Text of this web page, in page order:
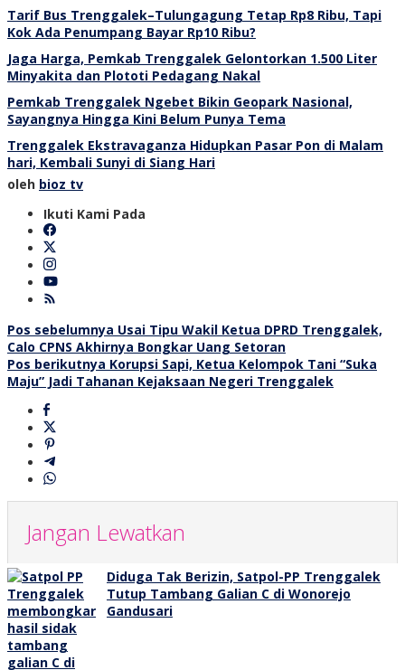
Tarif Bus Trenggalek–Tulungagung Tetap Rp8 Ribu, Tapi
Kok Ada Penumpang Bayar Rp10 Ribu?
Jaga Harga, Pemkab Trenggalek Gelontorkan 1.500 Liter
Minyakita dan Plototi Pedagang Nakal
Pemkab Trenggalek Ngebet Bikin Geopark Nasional,
Sayangnya Hingga Kini Belum Punya Tema
Trenggalek Ekstravaganza Hidupkan Pasar Pon di Malam
hari, Kembali Sunyi di Siang Hari
oleh bioz tv
Ikuti Kami Pada
Navigasi
pos
Pos sebelumnya Usai Tipu Wakil Ketua DPRD Trenggalek,
Calo CPNS Akhirnya Bongkar Uang Setoran
Pos berikutnya Korupsi Sapi, Ketua Kelompok Tani “Suka
Maju” Jadi Tahanan Kejaksaan Negeri Trenggalek
Jangan Lewatkan
Diduga Tak Berizin, Satpol-PP Trenggalek
Tutup Tambang Galian C di Wonorejo
Gandusari